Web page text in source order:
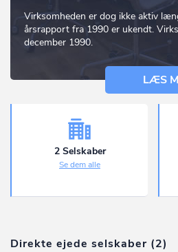
Virksomheden er dog ikke aktiv
årsrapport fra 1990 er ukendt.
december 1990.
LÆS
2 Selskaber
Se dem alle
Direkte ejede selskaber (2)